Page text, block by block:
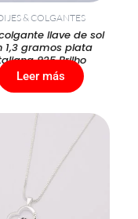
& COLGANTES
llave de sol
1,3 gramos plata
925 Brilho
Leer más